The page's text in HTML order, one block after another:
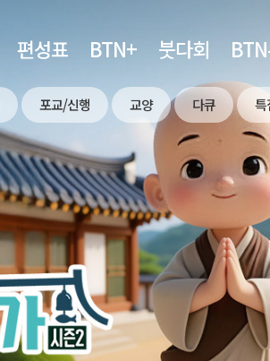
편성표 BTN+ 붓다회
포교/신행 교양 다큐 특